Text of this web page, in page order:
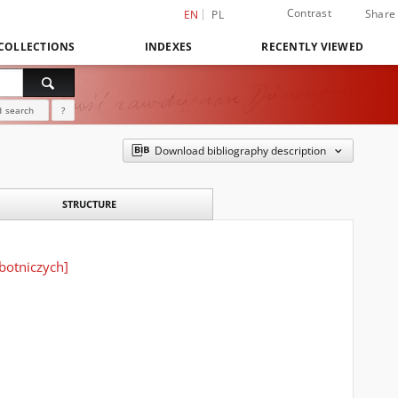
EN PL Contrast Share
INDEXES RECENTLY VIEWED
search ?
Download bibliography description
STRUCTURE